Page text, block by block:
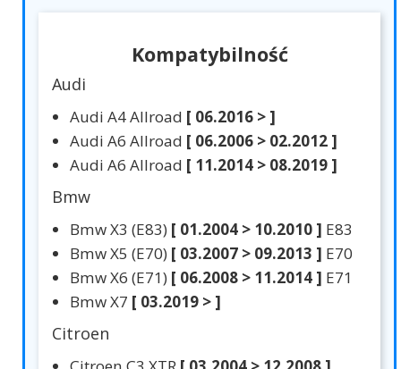
Kompatybilność
Audi
Audi A4 Allroad [ 06.2016 > ]
Audi A6 Allroad [ 06.2006 > 02.2012 ]
Audi A6 Allroad [ 11.2014 > 08.2019 ]
Bmw
Bmw X3 (E83) [ 01.2004 > 10.2010 ] E83
Bmw X5 (E70) [ 03.2007 > 09.2013 ] E70
Bmw X6 (E71) [ 06.2008 > 11.2014 ] E71
Bmw X7 [ 03.2019 > ]
Citroen